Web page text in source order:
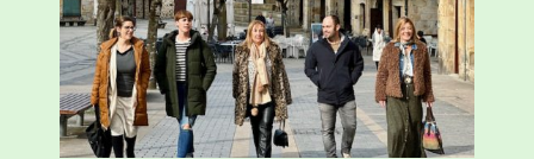
Mankomunitateko gizarte-langileak
presentzia indartu du Abadiñon eta